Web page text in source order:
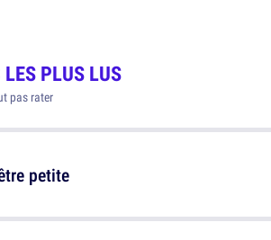
LES PLUS LUS
pas rater
petite